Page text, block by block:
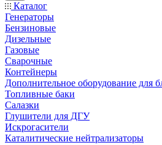
Каталог
Генераторы
Бензиновые
Дизельные
Газовые
Сварочные
Контейнеры
Дополнительное оборудование для
Топливные баки
Салазки
Глушители для ДГУ
Искрогасители
Каталитические нейтрализаторы